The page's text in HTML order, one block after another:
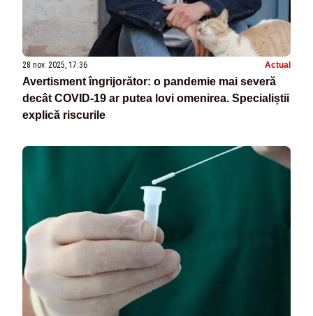
28 nov. 2025, 17:36 Actual
Avertisment îngrijorător: o pandemie mai severă
decât COVID-19 ar putea lovi omenirea. Specialiștii
explică riscurile